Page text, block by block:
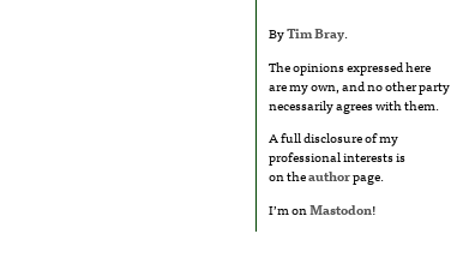
ByTim Bray.
The opinions expressed here
are my own, and no other party
necessarily agrees with them.
A full disclosure of my
professional interests is
on theauthorpage.
I’m onMastodon!